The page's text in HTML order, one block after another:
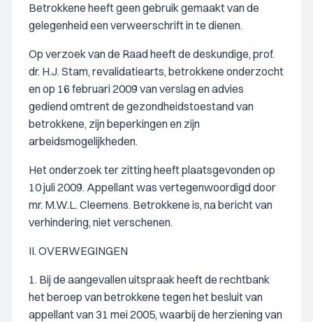
Betrokkene heeft geen gebruik gemaakt van de
gelegenheid een verweerschrift in te dienen.
Op verzoek van de Raad heeft de deskundige, prof.
dr. H.J. Stam, revalidatiearts, betrokkene onderzocht
en op 16 februari 2009 van verslag en advies
gediend omtrent de gezondheidstoestand van
betrokkene, zijn beperkingen en zijn
arbeidsmogelijkheden.
Het onderzoek ter zitting heeft plaatsgevonden op
10 juli 2009. Appellant was vertegenwoordigd door
mr. M.W.L. Cleemens. Betrokkene is, na bericht van
verhindering, niet verschenen.
II. OVERWEGINGEN
1. Bij de aangevallen uitspraak heeft de rechtbank
het beroep van betrokkene tegen het besluit van
appellant van 31 mei 2005, waarbij de herziening van